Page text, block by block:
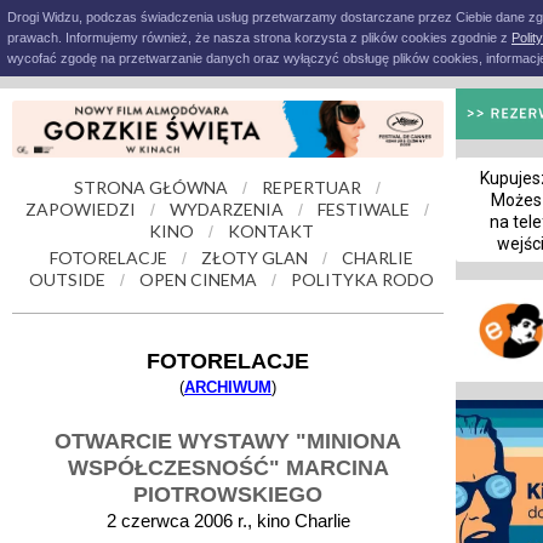
Drogi Widzu, podczas świadczenia usług przetwarzamy dostarczane przez Ciebie dane
prawach. Informujemy również, że nasza strona korzysta z plików cookies zgodnie z
wycofać zgodę na przetwarzanie danych oraz wyłączyć obsługę plików cookies,
STRONA GŁÓWNA / REPERTUAR /
ZAPOWIEDZI / WYDARZENIA / FESTIWALE /
KINO /
KONTAKT
FOTORELACJE
/ ZŁOTY GLAN /
CHARLIE
OUTSIDE
/ OPEN CINEMA / POLITYKA RODO
FOTORELACJE
(ARCHIWUM )
OTWARCIE WYSTAWY "MINIONA
WSPÓŁCZESNOŚĆ" MARCINA
PIOTROWSKIEGO
2 czerwca 2006 r., kino Charlie
na